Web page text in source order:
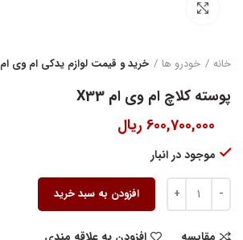
خانه خودرو ها خرید و قیمت لوازم یدکی ام وی ام x33
پوسته کلاچ ام وی ام X33
600,700,000 ریال
موجود در انبار
افزودن به سبد خرید